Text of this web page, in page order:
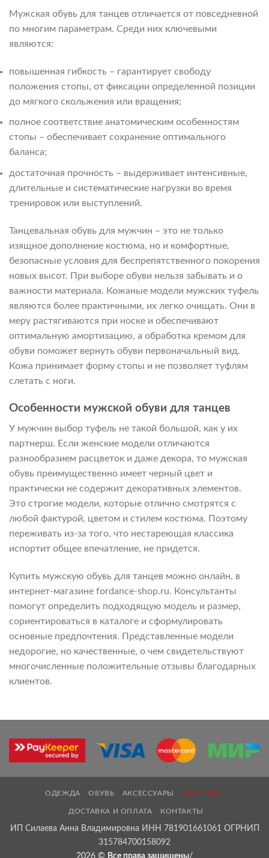
Мужская обувь для танцев отличается от повседневной
по многим параметрам. Среди них ключевыми
являются:
повышенная гибкость – гарантирует свободу
положения стопы, от фиксации определенной позиции
до мягкого скольжения или вращения;
полное соответствие анатомическим особенностям
стопы – обеспечивает сохранение оптимального
баланса;
достаточная прочность – выдерживает интенсивные,
длительные и систематические нагрузки во время
тренировок или выступлений.
Танцевальная обувь для мужчин – это не только
изящное дополнение костюма, но и комфортные,
безопасные условия для беспрепятственного покорения
новых высот. При выборе обуви нельзя забывать и о
важности материала. Кожаные модели мужских туфель
являются более практичными, их легко очищать. Они в
меру растягиваются при носке и обеспечивают
оптимальную амортизацию, а обработка кремом для
обуви поможет вернуть обуви первоначальный вид.
Кожа принимает форму стопы и не позволяет туфлям
слетать с ноги.
Особенности мужской обуви для танцев
У мужчин выбор туфель не такой большой, как у их
партнерш. Если женские модели отличаются
разнообразием расцветок и даже декора, то мужская
обувь преимущественно имеет черный цвет и
практически не содержит декоративных элементов.
Это строгие модели, которые отлично смотрятся с
любой фактурой, цветом и стилем костюма. Поэтому
переживать из-за того, что нестареющая классика
испортит общее впечатление, не придется.
Купить мужскую обувь для танцев можно онлайн, в
интернет-магазине fordance-shop.ru. Консультанты
помогут определить подходящую модель и размер,
сориентироваться в каталоге и сформулировать
основные предпочтения. Представленные модели
недорогие, но качественные, о чем свидетельствуют
многочисленные положительные отзывы благодарных
клиентов.
ОДЕЖДА ОБУВЬ АКСЕССУАРЫ SALE -30%
ДОСТАВКА И ОПЛАТА КОНТАКТЫ
ИП Силаева Анна Владимировна ИНН 781901661061 ОГРНИП
315784700158092
2026 © Все права защищены/